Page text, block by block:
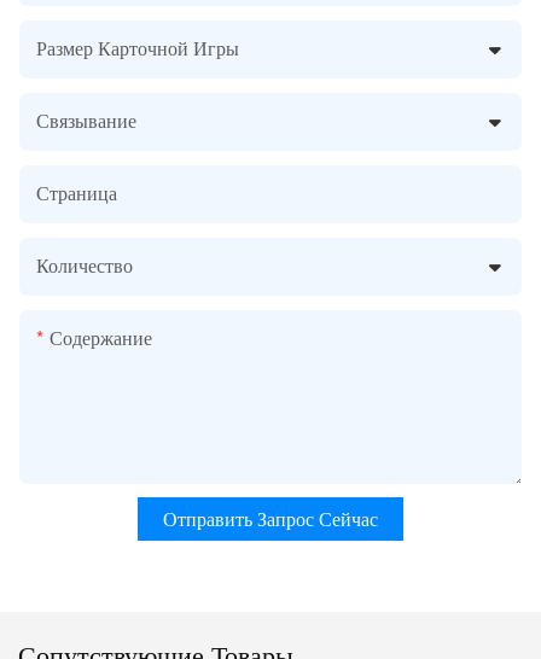
Размер Карточной Игры
Связывание
Страница
Количество
Содержание
Отправить Запрос Сейчас